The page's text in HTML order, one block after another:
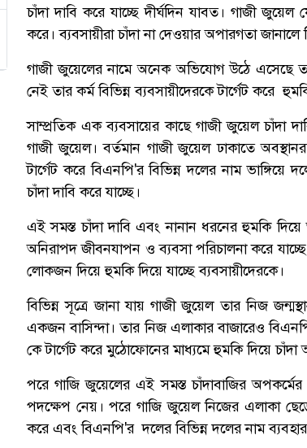
চাঁদা দাবি করে যাচ্ছে দীর্ঘদিন যাবত। গাজী জুয়েল
করে। ব্যবসায়ীরা চাঁদা না দেওয়ার অপারগতা
‎গাজী জুয়েলের নামে অনেক অভিযোগ উঠে এসেছে
নেই তার কর্ম বিভিন্ন ব্যবসায়ীদেরকে টার্গেট করে
সাম্প্রতিক এক ব্যবসায়ের কাছে গাজী জুয়েল চাঁদা
গাজী জুয়েল। বর্তমান গাজী জুয়েল ঢাকাতে
টার্গেট করে বিএনপি'র বিভিন্ন দলের নাম ভাঙ্গিয়ে
চাঁদা দাবি করে যাচ্ছে।
‎এই সমস্ত চাঁদা দাবি এবং নানান ধরনের হুমকি
অনিরাপদ জীবনযাপন ও ব্যবসা পরিচালনা করে
লোকজন দিয়ে হুমকি দিয়ে যাচ্ছে ব্যবসায়ীদেরকে।
‎বিভিন্ন সূত্রে জানা যায় গাজী জুয়েল তার নিজ
একজন বাসিন্দা। তার নিজ এলাকার বাজারেও
কে টার্গেট করে মুঠোফোনের মাধ্যমে হুমকি দিয়ে
পরে গাজি জুয়েলের এই সমস্ত চাঁদাবাজির অপকর্মের
পদক্ষেপ নেয়। পরে গাজি জুয়েল নিজের এলাকা
করে এবং বিএনপি'র দলের বিভিন্ন দলের নাম